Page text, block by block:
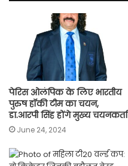
पेरिस ओलंपिक के लिए भारतीय
पुरुष हॉकी टीम का चयन,
डा.आरपी सिंह होंगे मुख्य चयनकर्ता
June 24, 2024